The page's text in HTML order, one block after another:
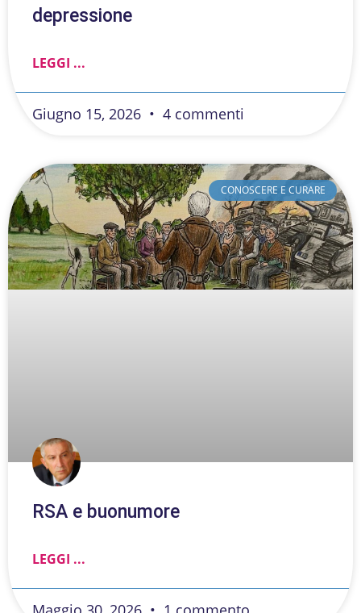
depressione
LEGGI ...
Giugno 15, 2026 4 commenti
CONOSCERE E CURARE
RSA e buonumore
LEGGI ...